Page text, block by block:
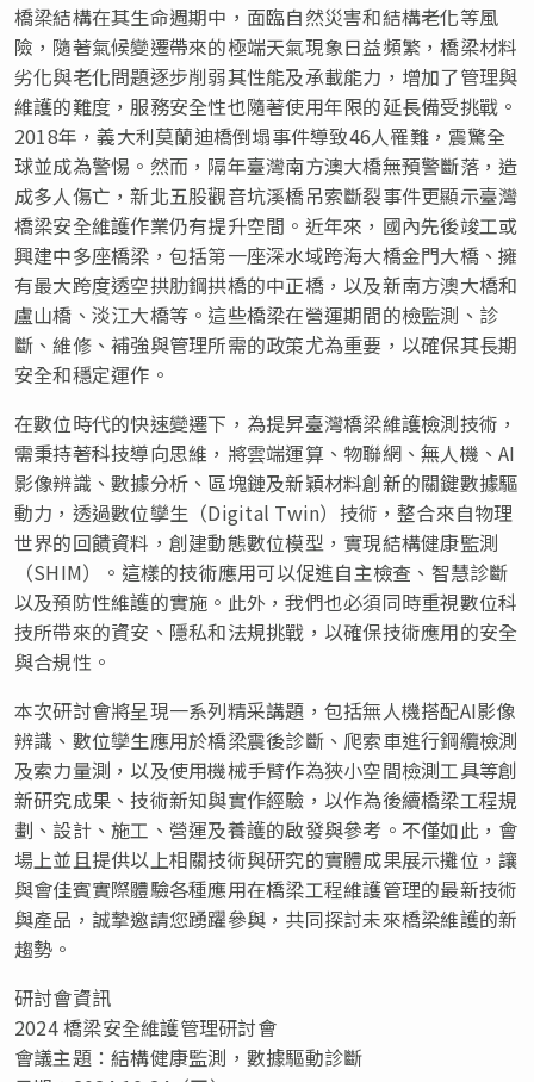
橋梁結構在其生命週期中，面臨自然災害和結構老化等風
險，隨著氣候變遷帶來的極端天氣現象日益頻繁，橋梁材料
劣化與老化問題逐步削弱其性能及承載能力，增加了管理與
維護的難度，服務安全性也隨著使用年限的延長備受挑戰。
2018年，義大利莫蘭迪橋倒塌事件導致46人罹難，震驚全
球並成為警惕。然而，隔年臺灣南方澳大橋無預警斷落，造
成多人傷亡，新北五股觀音坑溪橋吊索斷裂事件更顯示臺灣
橋梁安全維護作業仍有提升空間。近年來，國內先後竣工或
興建中多座橋梁，包括第一座深水域跨海大橋金門大橋、擁
有最大跨度透空拱肋鋼拱橋的中正橋，以及新南方澳大橋和
盧山橋、淡江大橋等。這些橋梁在營運期間的檢監測、診
斷、維修、補強與管理所需的政策尤為重要，以確保其長期
安全和穩定運作。
在數位時代的快速變遷下，為提昇臺灣橋梁維護檢測技術，
需秉持著科技導向思維，將雲端運算、物聯網、無人機、AI
影像辨識、數據分析、區塊鏈及新穎材料創新的關鍵數據驅
動力，透過數位孿生（Digital Twin）技術，整合來自物理
世界的回饋資料，創建動態數位模型，實現結構健康監測
（SHIM）。這樣的技術應用可以促進自主檢查、智慧診斷
以及預防性維護的實施。此外，我們也必須同時重視數位科
技所帶來的資安、隱私和法規挑戰，以確保技術應用的安全
與合規性。
本次研討會將呈現一系列精采講題，包括無人機搭配AI影像
辨識、數位孿生應用於橋梁震後診斷、爬索車進行鋼纜檢測
及索力量測，以及使用機械手臂作為狹小空間檢測工具等創
新研究成果、技術新知與實作經驗，以作為後續橋梁工程規
劃、設計、施工、營運及養護的啟發與參考。不僅如此，會
場上並且提供以上相關技術與研究的實體成果展示攤位，讓
與會佳賓實際體驗各種應用在橋梁工程維護管理的最新技術
與產品，誠摯邀請您踴躍參與，共同探討未來橋梁維護的新
趨勢。
研討會資訊
2024 橋梁安全維護管理研討會
會議主題：結構健康監測，數據驅動診斷